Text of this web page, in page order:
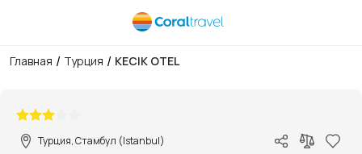
Главная / Турция / KECIK OTEL
Турция, Стамбул (Istanbul)